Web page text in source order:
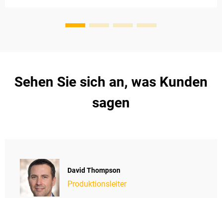
Sehen Sie sich an, was Kunden
sagen
David Thompson
Produktionsleiter